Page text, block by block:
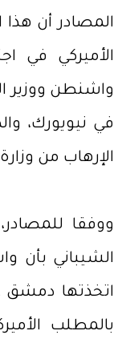
المصادر أن
الأميركي في
واشنطن ووزير
في نيويورك،
الإرهاب من
ووفقا
الشيباني بأن
اتخذتها دمشق
بالمطلب